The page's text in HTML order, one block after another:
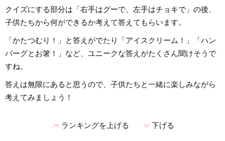
クイズにする部分は「右手はグーで、左手はチョキで」の後、
子供たちから何ができるか考えて答えてもらいます。
「かたつむり！」と答えがでたり「アイスクリーム！」「ハン
バーグとお箸！」など、ユニークな答えがたくさん聞けそうで
すね。
答えは無限にあると思うので、子供たちと一緒に楽しみながら
考えてみましょう！
expand_lessランキングを上げる expand_more下げる